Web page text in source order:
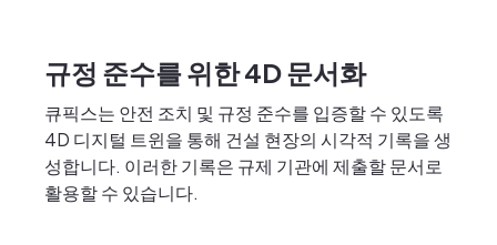
규정 준수를 위한 4D 문서화
큐픽스는 안전 조치 및 규정 준수를 입증할 수 있도록
4D 디지털 트윈을 통해 건설 현장의 시각적 기록을 생
성합니다. 이러한 기록은 규제 기관에 제출할 문서로
활용할 수 있습니다.